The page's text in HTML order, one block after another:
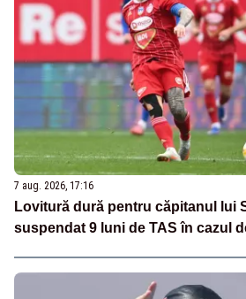
7 aug. 2026, 17:16
Lovitură dură pentru căpitanul lui
suspendat 9 luni de TAS în cazul